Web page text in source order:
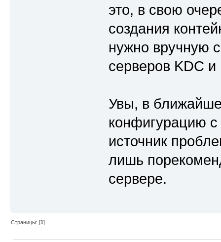
это, в свою
создания
нужно вручную
серверов KDC и
Увы, в
конфигурацию
источник
лишь
сервере.
Страницы: [1]